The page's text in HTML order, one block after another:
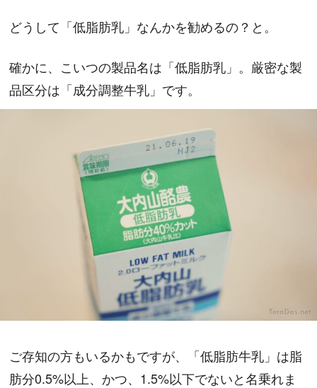
どうして「低脂肪乳」なんかを勧めるの？と。
確かに、こいつの製品名は「低脂肪乳」。厳密な製
品区分は「成分調整牛乳」です。
ご存知の方もいるかもですが、「低脂肪牛乳」は脂
肪分0.5%以上、かつ、1.5%以下でないと名乗れま